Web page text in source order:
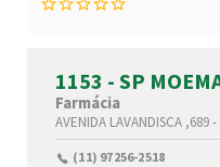
1153 - SP
Farmácia
AVENIDA LAVANDISCA ,689 -
(11) 97256-2518